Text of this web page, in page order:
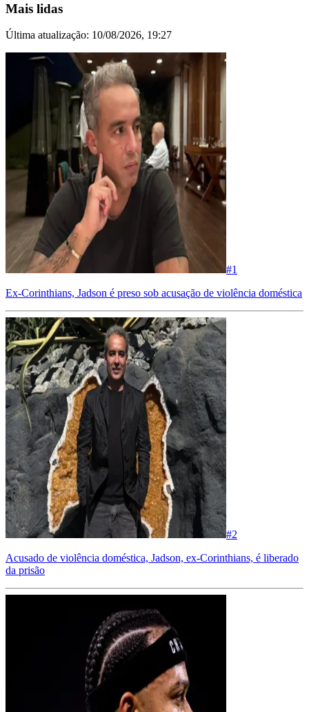
Mais lidas
Última atualização: 10/08/2026, 19:27
#1
Ex-Corinthians, Jadson é preso sob acusação de violência doméstica
#2
Acusado de violência doméstica, Jadson, ex-Corinthians, é liberado
da prisão